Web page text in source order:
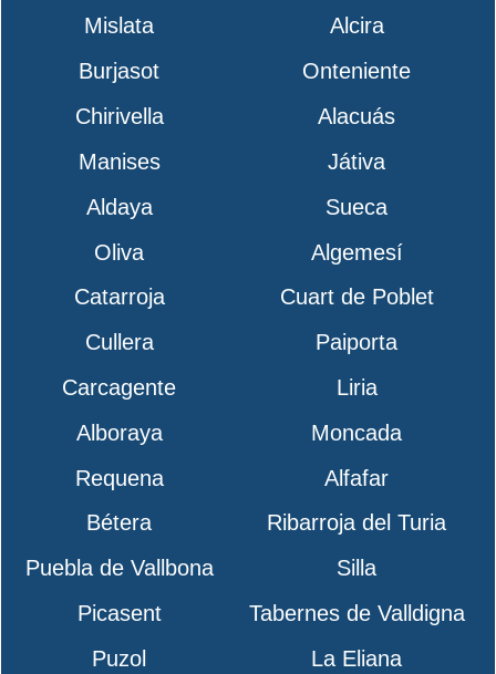
Mislata
Alcira
Burjasot
Onteniente
Chirivella
Alacuás
Manises
Játiva
Aldaya
Sueca
Oliva
Algemesí
Catarroja
Cuart de Poblet
Cullera
Paiporta
Carcagente
Liria
Alboraya
Moncada
Requena
Alfafar
Bétera
Ribarroja del Turia
Puebla de Vallbona
Silla
Picasent
Tabernes de Valldigna
Puzol
La Eliana